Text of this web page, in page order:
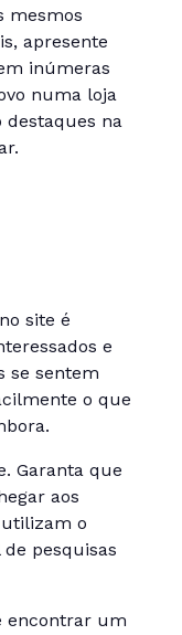
mesmos
apresente
inúmeras
numa loja
na
site é
e
se sentem
o que
Garanta que
aos
o
pesquisas
encontrar um